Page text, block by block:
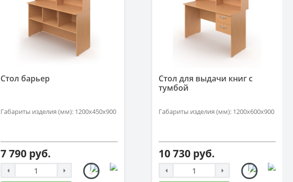
Стол барьер
Габариты изделия (мм): 1200х450х900
7 790 руб.
Стол для выдачи книг с
тумбой
Габариты изделия (мм): 1200х600х900
10 730 руб.